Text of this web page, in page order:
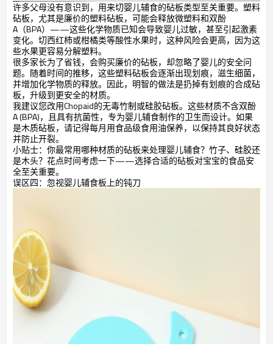
许多父母没有意识到，用来切婴儿辅食的砧板类型至关重要。塑料
砧板，尤其是廉价的塑料砧板，可能会释放微塑料和双酚
A（BPA）——这些化学物质已知会导致婴儿过敏，甚至引起激素
变化。切西红柿或柑橘类等酸性水果时，这种风险会更高，因为这
些水果更容易分解塑料。
很多家长为了省钱，会购买廉价的砧板，却忽略了婴儿的安全问
题。随着时间的推移，这些塑料砧板会逐渐出现划痕，滋生细菌，
并增加化学物质的释放。因此，明智的做法是扔掉有划痕的合成砧
板，升级到更安全的材质。
我建议您改用Chopaid的无毒竹制或硅胶砧板。这些材质不含双酚
A (BPA)，且具有抗菌性，专为婴儿辅食制作的卫生而设计。如果
是木质砧板，请记得每月用食品级食用油保养，以保持其良好状态
并防止开裂。
小贴士：你最常用哪种材质的砧板来处理婴儿辅食？竹子、硅胶还
是木头？花点时间考虑一下——选择合适的砧板对宝宝的食品安
全至关重要。
误区四：忽视婴儿辅食板上的钝刀